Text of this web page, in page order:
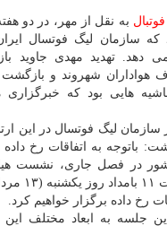
فوتبال به نقل از مهر، در دو
كه سازمان لیگ فوتسال
دهد. تهدید مهدی جاوید
شهروند و بازگشت
هایی بود كه
سازمان لیگ فوتسال در این
در فصل جاری، نشست
فوتسال
رخ داده برگزار خواهیم كرد.
جلسه به ابعاد مختلف